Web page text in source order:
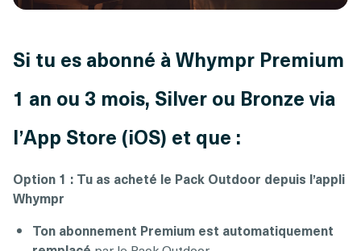
Si tu es abonné à Whympr Premium
1 an ou 3 mois, Silver ou Bronze via
l’App Store (iOS) et que :
Option 1 : Tu as acheté le Pack Outdoor depuis l’appli
Whympr
Ton abonnement Premium est automatiquement